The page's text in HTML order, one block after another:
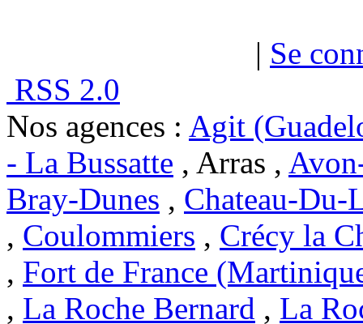
| Se
RSS 2.0
Nos agences : Agit
- La Bussatte , Arras ,
Bray-Dunes , Chateau-Du-
, Coulommiers , Crécy la
, Fort de France
, La Roche Bernard , La